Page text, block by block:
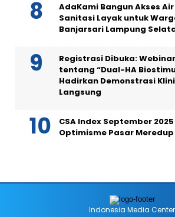
AdaKami Bangun Akses
Sanitasi Layak untuk
Banjarsari Lampung
Registrasi Dibuka:
tentang “Dual-HA
Hadirkan Demonstrasi
Langsung
CSA Index September
Optimisme Pasar Meredup
Indonesia Media Center